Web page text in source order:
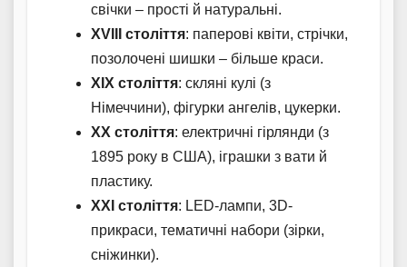
свічки – прості й натуральні.
XVIII століття: паперові квіти, стрічки,
позолочені шишки – більше краси.
XIX століття: скляні кулі (з
Німеччини), фігурки ангелів, цукерки.
XX століття: електричні гірлянди (з
1895 року в США), іграшки з вати й
пластику.
XXI століття: LED-лампи, 3D-
прикраси, тематичні набори (зірки,
сніжинки).